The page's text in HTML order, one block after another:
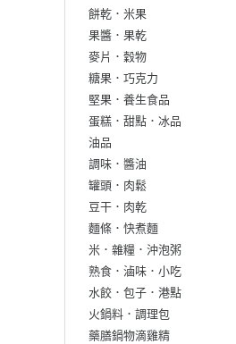
餅乾．米果
果醬．果乾
麥片．穀物
糖果．巧克力
堅果．養生食品
蛋糕．甜點．冰品
油品
調味．醬油
罐頭．肉鬆
豆干．肉乾
麵條．快煮麵
米．雜糧．沖泡粥
熟食．滷味．小吃
水餃．包子．港點
火鍋料．調理包
藥膳鍋物滴雞精